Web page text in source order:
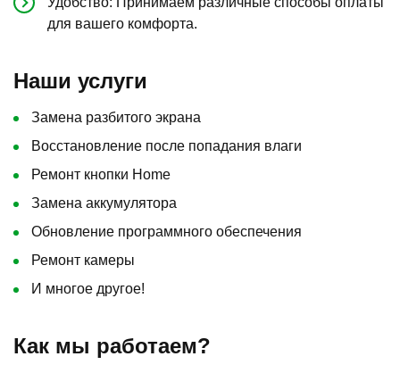
для вашего комфорта.
Наши услуги
Замена разбитого экрана
Восстановление после попадания влаги
Ремонт кнопки Home
Замена аккумулятора
Обновление программного обеспечения
Ремонт камеры
И многое другое!
Как мы работаем?